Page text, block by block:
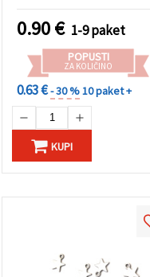
ekonomično pakiranje 20
kosov za unikatni DIY
nakit
0.90€ 1-9 paket
POPUSTI
ZA KOLIČINO
0.63 €- 30 %10 paket +
KUPI